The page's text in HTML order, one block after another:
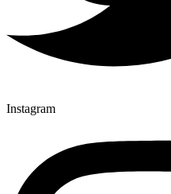
Instagram